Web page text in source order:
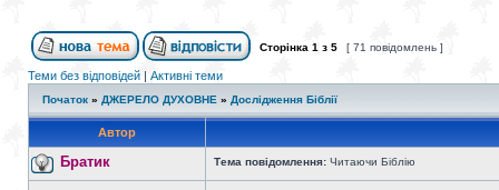
Сторінка 1 з 5 [ 71 повідомлень ]
Теми без відповідей | Активні теми
Початок » ДЖЕРЕЛО ДУХОВНЕ » Дослідження Біблії
Автор
Братик Тема повідомлення: Читаючи Біблію